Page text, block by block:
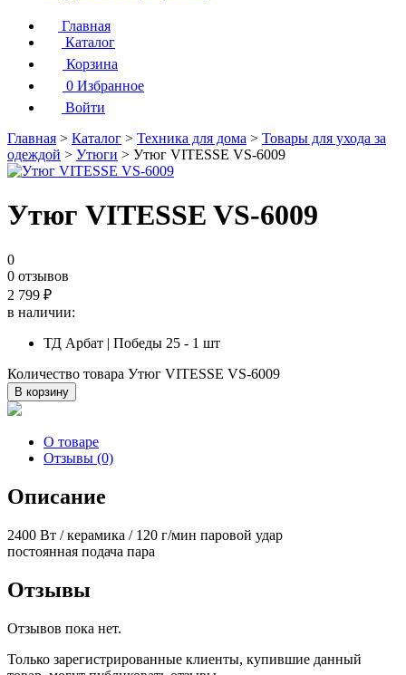
Главная
Каталог
Корзина
0 Избранное
Войти
Главная > Каталог > Техника для дома > Товары для ухода за
одеждой > Утюги > Утюг VITESSE VS-6009
Утюг VITESSE VS-6009
0
0 отзывов
2 799 ₽
в наличии:
ТД Арбат | Победы 25 - 1 шт
Количество товара Утюг VITESSE VS-6009
В корзину
О товаре
Отзывы (0)
Описание
2400 Вт / керамика / 120 г/мин паровой удар
постоянная подача пара
Отзывы
Отзывов пока нет.
Только зарегистрированные клиенты, купившие данный